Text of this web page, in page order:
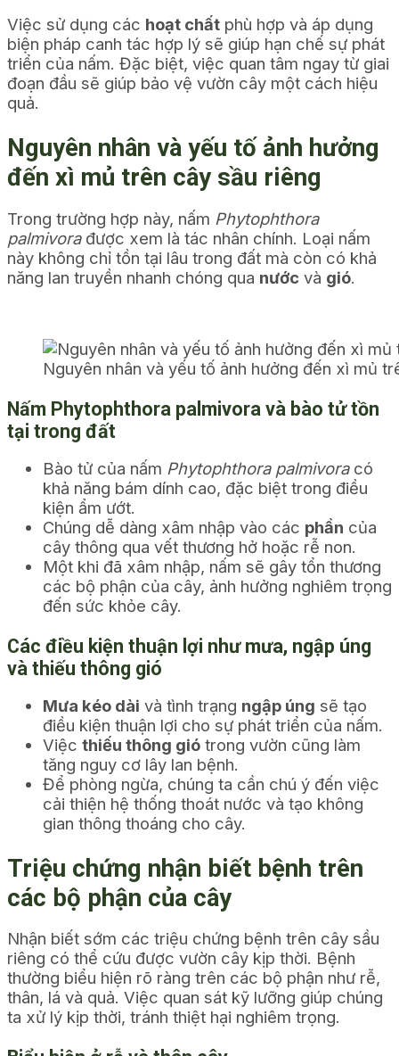
Việc sử dụng các hoạt chất phù hợp và áp dụng
biện pháp canh tác hợp lý sẽ giúp hạn chế sự phát
triển của nấm. Đặc biệt, việc quan tâm ngay từ giai
đoạn đầu sẽ giúp bảo vệ vườn cây một cách hiệu
quả.
Nguyên nhân và yếu tố ảnh hưởng
đến xì mủ trên cây sầu riêng
Trong trường hợp này, nấm Phytophthora
palmivorađược xem là tác nhân chính. Loại nấm
này không chỉ tồn tại lâu trong đất mà còn có khả
năng lan truyền nhanh chóng qua nước và gió.
Nguyên nhân và yếu tố ảnh hưởng đến xì mủ
Nấm Phytophthora palmivora và bào tử tồn
tại trong đất
Bào tử của nấm Phytophthora palmivoracó
khả năng bám dính cao, đặc biệt trong điều
kiện ẩm ướt.
Chúng dễ dàng xâm nhập vào các phần của
cây thông qua vết thương hở hoặc rễ non.
Một khi đã xâm nhập, nấm sẽ gây tổn thương
các bộ phận của cây, ảnh hưởng nghiêm trọng
đến sức khỏe cây.
Các điều kiện thuận lợi như mưa, ngập úng
và thiếu thông gió
Mưa kéo dài và tình trạng ngập úng sẽ tạo
điều kiện thuận lợi cho sự phát triển của nấm.
Việc thiếu thông gió trong vườn cũng làm
tăng nguy cơ lây lan bệnh.
Để phòng ngừa, chúng ta cần chú ý đến việc
cải thiện hệ thống thoát nước và tạo không
gian thông thoáng cho cây.
Triệu chứng nhận biết bệnh trên
các bộ phận của cây
Nhận biết sớm các triệu chứng bệnh trên cây sầu
riêng có thể cứu được vườn cây kịp thời. Bệnh
thường biểu hiện rõ ràng trên các bộ phận như rễ,
thân, lá và quả. Việc quan sát kỹ lưỡng giúp chúng
ta xử lý kịp thời, tránh thiệt hại nghiêm trọng.